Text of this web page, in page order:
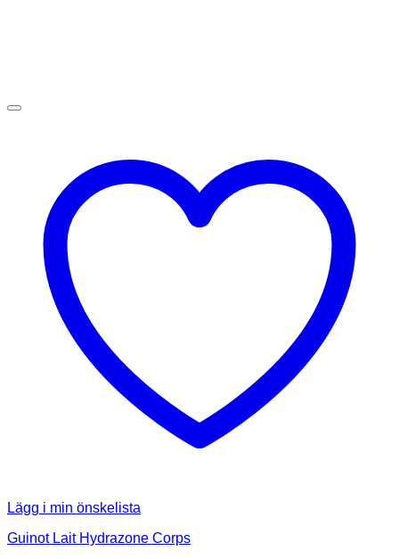
Lägg i min önskelista
Guinot Lait Hydrazone Corps